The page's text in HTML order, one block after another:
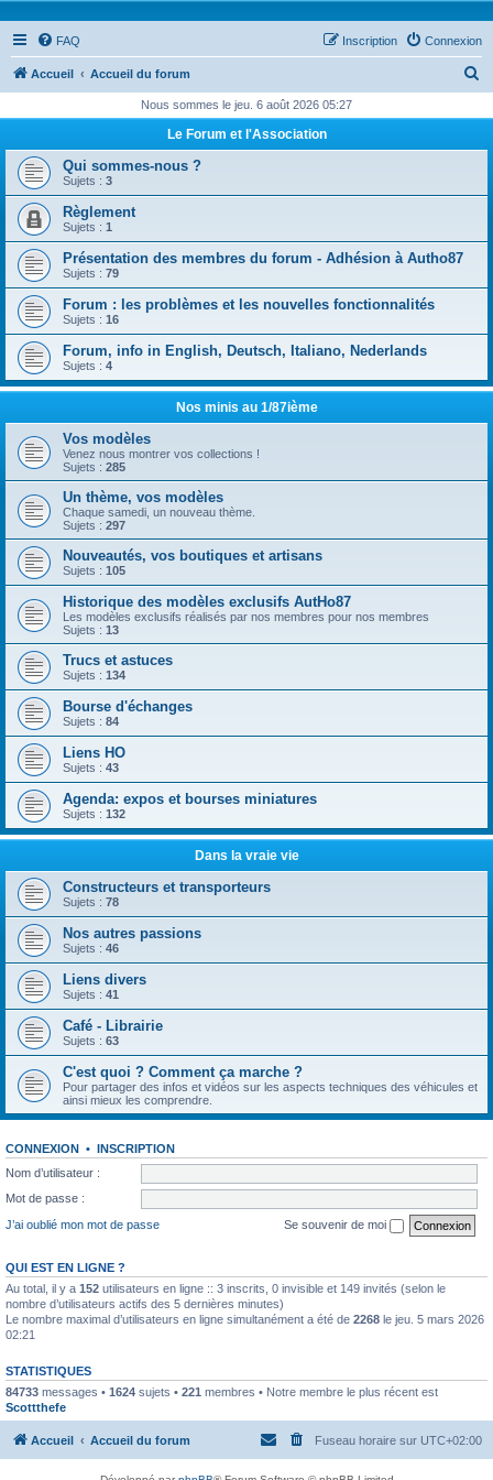
FAQ Connexion
Inscription
Accueil Accueil du forum
h
Nous sommes le jeu. 6 août 2026 05:27
Le Forum et l'Association
Qui sommes-nous ?
Sujets : 3
Règlement
Sujets : 1
Présentation des membres du forum - Adhésion à Autho87
Sujets : 79
Forum : les problèmes et les nouvelles fonctionnalités
Sujets : 16
Forum, info in English, Deutsch, Italiano, Nederlands
Sujets : 4
Nos minis au 1/87ième
Vos modèles
Venez nous montrer vos collections !
Sujets : 285
Un thème, vos modèles
Chaque samedi, un nouveau thème.
Sujets : 297
Nouveautés, vos boutiques et artisans
Sujets : 105
Historique des modèles exclusifs AutHo87
Les modèles exclusifs réalisés par nos membres pour nos membres
Sujets : 13
Trucs et astuces
Sujets : 134
Bourse d'échanges
Sujets : 84
Liens HO
Sujets : 43
Agenda: expos et bourses miniatures
Sujets : 132
Dans la vraie vie
Constructeurs et transporteurs
Sujets : 78
Nos autres passions
Sujets : 46
Liens divers
Sujets : 41
Café - Librairie
Sujets : 63
C'est quoi ? Comment ça marche ?
Pour partager des infos et vidéos sur les aspects techniques des véhicules et
ainsi mieux les comprendre.
CONNEXION • INSCRIPTION
Nom d’utilisateur :
Mot de passe :
J’ai oublié mon mot de passe
Se souvenir de moi
QUI EST EN LIGNE ?
Au total, il y a 152 utilisateurs en ligne :: 3 inscrits, 0 invisible et 149 invités (selon le
nombre d’utilisateurs actifs des 5 dernières minutes)
Le nombre maximal d’utilisateurs en ligne simultanément a été de 2268 le jeu. 5 mars 2026
02:21
STATISTIQUES
84733 messages • 1624 sujets • 221 membres • Notre membre le plus récent est
Scottthefe
Accueil Accueil du forum Fuseau horaire sur UTC+02:00